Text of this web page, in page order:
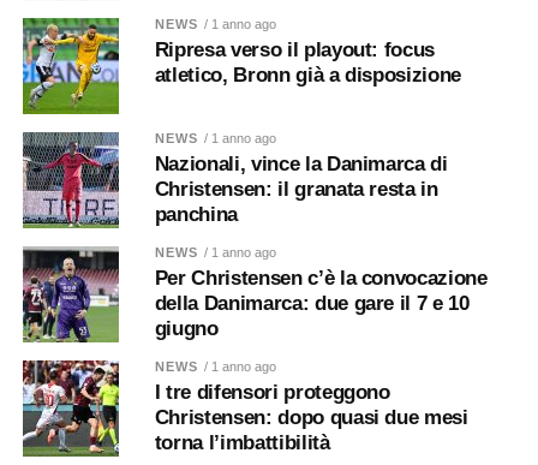
NEWS / 1 anno ago
Ripresa verso il playout: focus
atletico, Bronn già a disposizione
NEWS / 1 anno ago
Nazionali, vince la Danimarca di
Christensen: il granata resta in
panchina
NEWS / 1 anno ago
Per Christensen c’è la convocazione
della Danimarca: due gare il 7 e 10
giugno
NEWS / 1 anno ago
I tre difensori proteggono
Christensen: dopo quasi due mesi
torna l’imbattibilità